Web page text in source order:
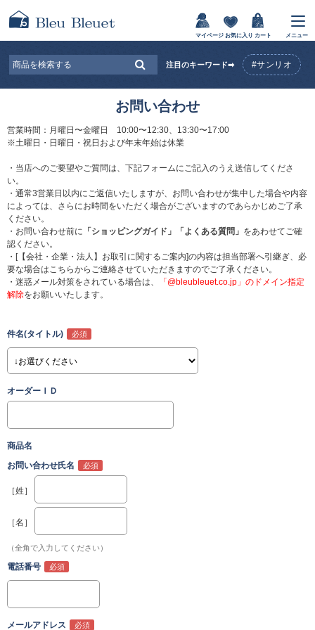
マイページ お気に入り カート メニュー
注目のキーワード➡ #サンリオ
お問い合わせ
営業時間：月曜日〜金曜日 10:00〜12:30、13:30〜17:00
※土曜日・日曜日・祝日および年末年始は休業
・当店へのご要望やご質問は、下記フォームにご記入のうえ送信してくださ
い。
・通常3営業日以内にご返信いたしますが、お問い合わせが集中した場合や内容
によっては、さらにお時間をいただく場合がございますのであらかじめご了承
ください。
・お問い合わせ前に 「ショッピングガイド」 「よくある質問」 をあわせてご確
認ください。
・[【会社・企業・法人】お取引に関するご案内]の内容は担当部署へ引継ぎ、必
要な場合はこちらからご連絡させていただきますのでご了承ください。
・迷惑メール対策をされている場合は、
「@bleubleuet.co.jp」のドメイン指定
解除をお願いいたします。
件名(タイトル)
オーダーＩＤ
商品名
お問い合わせ氏名
［姓］
［名］
（全角で入力してください）
電話番号
メールアドレス